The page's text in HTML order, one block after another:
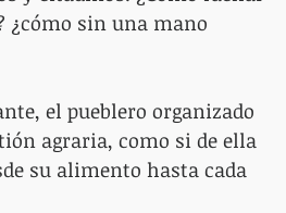
¿cómo sin una mano
el pueblero organizado
agraria, como si de ella
su alimento hasta cada